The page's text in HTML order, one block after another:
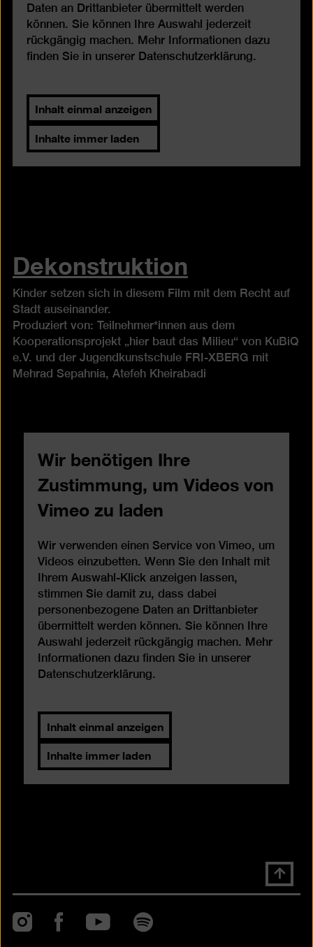
Daten an Drittanbieter übermittelt werden
können. Sie können Ihre Auswahl jederzeit
rückgängig machen. Mehr Informationen dazu
finden Sie in unserer Datenschutzerklärung.
Inhalt einmal anzeigen
Inhalte immer laden
Dekonstruktion
Kinder setzen sich in diesem Film mit dem Recht auf
Stadt auseinander.
Produziert von: Teilnehmer*innen aus dem
Kooperationsprojekt „hier baut das Milieu“ von KuBiQ
e.V. und der Jugendkunstschule FRI-XBERG mit
Mehrad Sepahnia, Atefeh Kheirabadi
Wir benötigen Ihre
Zustimmung, um Videos von
Vimeo zu laden
Wir verwenden einen Service von Vimeo, um
Videos einzubetten. Wenn Sie den Inhalt mit
Ihrem Auswahl-Klick anzeigen lassen,
stimmen Sie damit zu, dass dabei
personenbezogene Daten an Drittanbieter
übermittelt werden können. Sie können Ihre
Auswahl jederzeit rückgängig machen. Mehr
Informationen dazu finden Sie in unserer
Datenschutzerklärung.
Inhalt einmal anzeigen
Inhalte immer laden
Nach
oben
InstagramFacebookYouTube Spotify